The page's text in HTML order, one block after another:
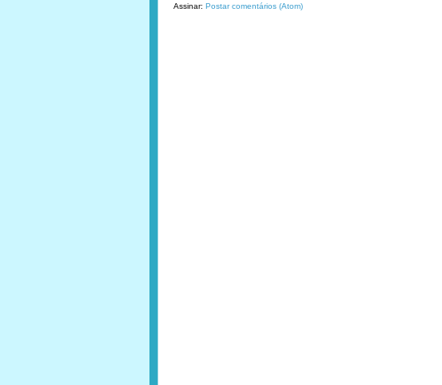
Assinar: Postar comentários (Atom)